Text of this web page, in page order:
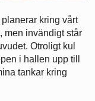
kring vårt
men invändigt står
Otroligt kul
i hallen upp till
tankar kring